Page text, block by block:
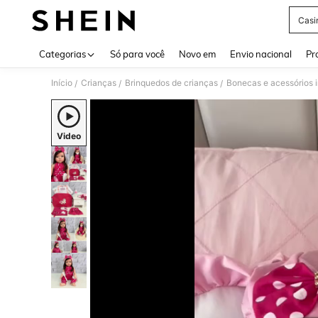
Categorias Só para você Novo em Envio nacional
Início / Crianças / Brinquedos de crianças / Bonecas e acessórios
Video